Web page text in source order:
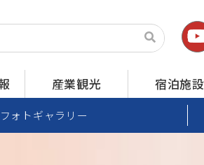
産業観光 宿泊施設
ォトギャラリー